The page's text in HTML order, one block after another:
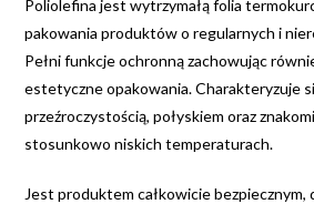
Poliolefina jest wytrzymałą folia
pakowania produktów o regularnych i
Pełni funkcje ochronną zachowując
estetyczne opakowania. Charakteryzuje
przeźroczystością, połyskiem oraz
stosunkowo niskich temperaturach.
Jest produktem całkowicie bezpiecznym,